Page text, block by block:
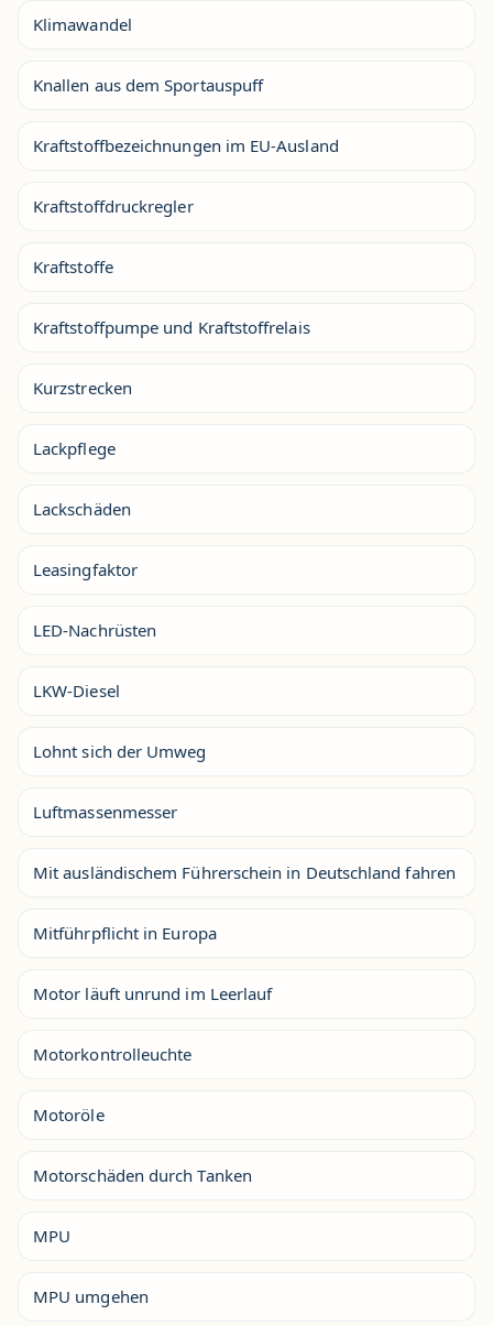
Klimawandel
Knallen aus dem Sportauspuff
Kraftstoffbezeichnungen im EU-Ausland
Kraftstoffdruckregler
Kraftstoffe
Kraftstoffpumpe und Kraftstoffrelais
Kurzstrecken
Lackpflege
Lackschäden
Leasingfaktor
LED-Nachrüsten
LKW-Diesel
Lohnt sich der Umweg
Luftmassenmesser
Mit ausländischem Führerschein in Deutschland fahren
Mitführpflicht in Europa
Motor läuft unrund im Leerlauf
Motorkontrolleuchte
Motoröle
Motorschäden durch Tanken
MPU
MPU umgehen